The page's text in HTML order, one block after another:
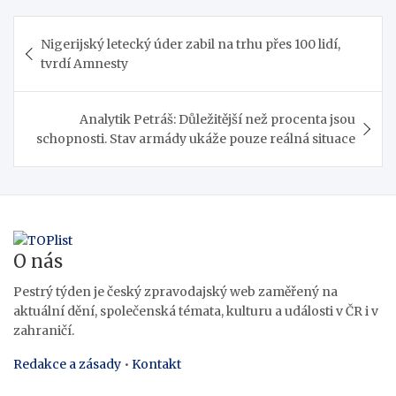
pro
příspěvek
Nigerijský letecký úder zabil na trhu přes 100 lidí,
tvrdí Amnesty
Analytik Petráš: Důležitější než procenta jsou
schopnosti. Stav armády ukáže pouze reálná situace
O nás
Pestrý týden je český zpravodajský web zaměřený na
aktuální dění, společenská témata, kulturu a události v ČR i v
zahraničí.
Redakce a zásady • Kontakt